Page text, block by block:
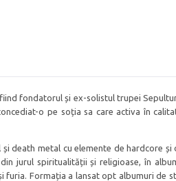
fondatorul și ex-solistul trupei
o pe soția sa care activa în
death metal cu elemente de hardcore și
jurul spiritualității și religioase, în
furia. Formația a lansat opt albumuri de